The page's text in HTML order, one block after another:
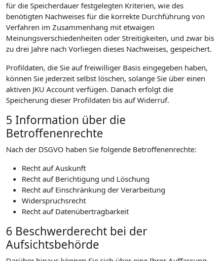
für die Speicherdauer festgelegten Kriterien, wie des
benötigten Nachweises für die korrekte Durchführung von
Verfahren im Zusammenhang mit etwaigen
Meinungsverschiedenheiten oder Streitigkeiten, und zwar bis
zu drei Jahre nach Vorliegen dieses Nachweises, gespeichert.
Profildaten, die Sie auf freiwilliger Basis eingegeben haben,
können Sie jederzeit selbst löschen, solange Sie über einen
aktiven JKU Account verfügen. Danach erfolgt die
Speicherung dieser Profildaten bis auf Widerruf.
5 Information über die
Betroffenenrechte
Nach der DSGVO haben Sie folgende Betroffenenrechte:
Recht auf Auskunft
Recht auf Berichtigung und Löschung
Recht auf Einschränkung der Verarbeitung
Widerspruchsrecht
Recht auf Datenübertragbarkeit
6 Beschwerderecht bei der
Aufsichtsbehörde